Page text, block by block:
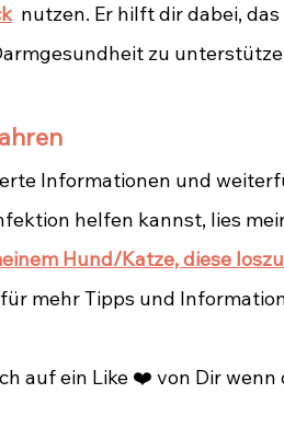
nutzen. Er hilft dir dabei,
zu
Informationen und
helfen kannst, lies
Hund/Katze, diese
mehr Tipps und
auf ein Like ❤️ von Dir